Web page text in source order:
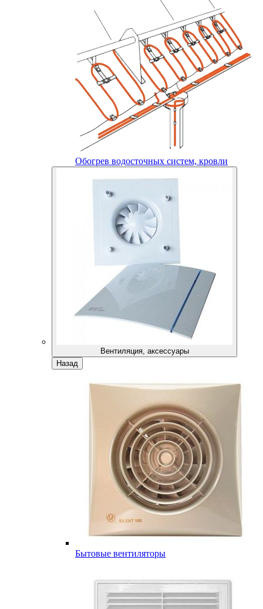
Обогрев водосточных систем, кровли
Вентиляция, аксессуары
Назад
Бытовые вентиляторы